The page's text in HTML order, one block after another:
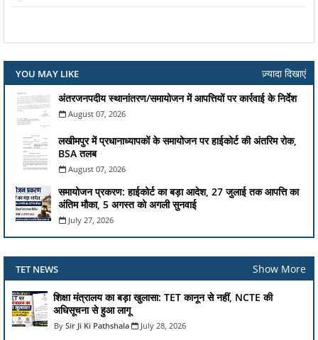
YOU MAY LIKE
ज़्यादा दिखाएं
अंतरजनपदीय स्थानांतरण/समायोजन में आपत्तियों पर कार्रवाई के निर्देश
August 07, 2026
लखीमपुर में प्रधानाध्यापकों के समायोजन पर हाईकोर्ट की अंतरिम रोक,
BSA तलब
August 07, 2026
समायोजन प्रकरण: हाईकोर्ट का बड़ा आदेश, 27 जुलाई तक आपत्ति का
अंतिम मौका, 5 अगस्त को अगली सुनवाई
July 27, 2026
TET NEWS Show More
शिक्षा मंत्रालय का बड़ा खुलासा: TET कानून से नहीं, NCTE की
अधिसूचना से हुआ लागू
Sir Ji Ki Pathshala July 28, 2026